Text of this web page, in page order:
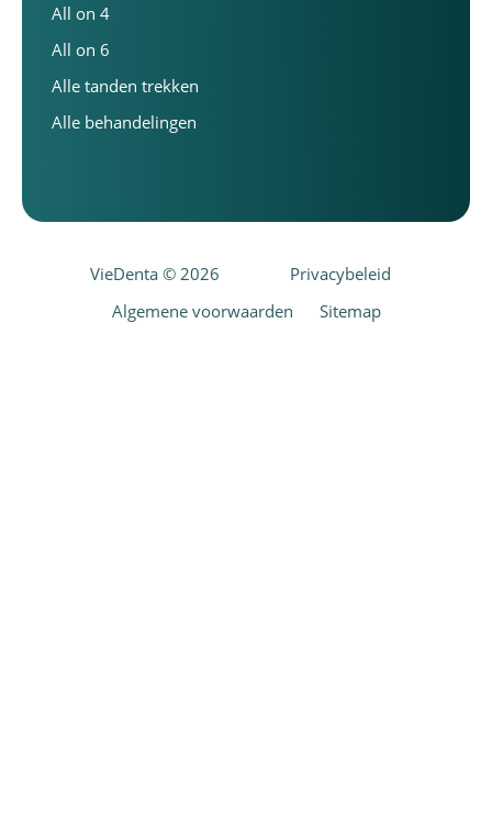
All on 4
All on 6
Alle tanden trekken
Alle behandelingen
VieDenta © 2026
Privacybeleid
Algemene voorwaarden
Sitemap